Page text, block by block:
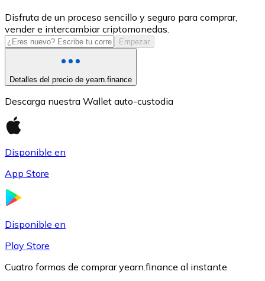
USD Coin
USDC
Disfruta de un proceso sencillo y seguro para comprar,
vender e intercambiar criptomonedas.
Empezar
Detalles del precio de yearn.finance
Descarga nuestra Wallet auto-custodia
Disponible en
App Store
Disponible en
Play Store
Cuatro formas de comprar yearn.finance al instante